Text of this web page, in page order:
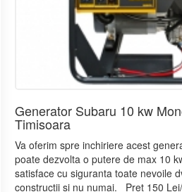
Generator Subaru 10 kw
Timisoara
Va oferim spre inchiriere acest
poate dezvolta o putere de max 10
satisface cu siguranta toate nevoile
constructii si nu numai. Pret 150